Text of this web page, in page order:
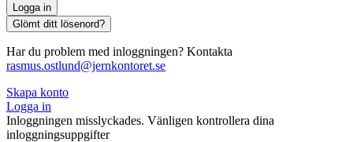
Logga in
Glömt ditt lösenord?
Har du problem med inloggningen? Kontakta
rasmus.ostlund@jernkontoret.se
Skapa konto
Logga in
Inloggningen misslyckades. Vänligen kontrollera dina
inloggningsuppgifter